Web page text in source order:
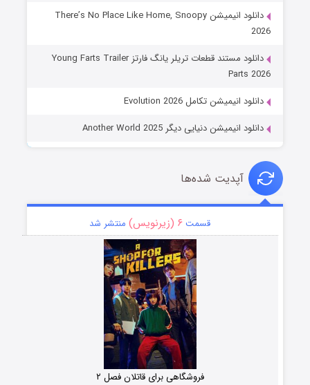
دانلود انیمیشن There’s No Place Like Home, Snoopy
2026
دانلود مستند قطعات تریلر یانگ فارتز Young Farts Trailer
Parts 2026
دانلود انیمیشن تکامل Evolution 2026
دانلود انیمیشن دنیایی دیگر Another World 2025
آپدیت شده‌ها
قسمت ۶ (زیرنویس) منتشر شد
فروشگاهی برای قاتلان فصل ۲